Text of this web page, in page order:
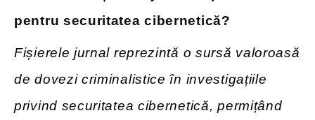
pentru securitatea cibernetică?
Fișierele jurnal reprezintă o sursă valoroasă
de dovezi criminalistice în investigațiile
privind securitatea cibernetică, permițând